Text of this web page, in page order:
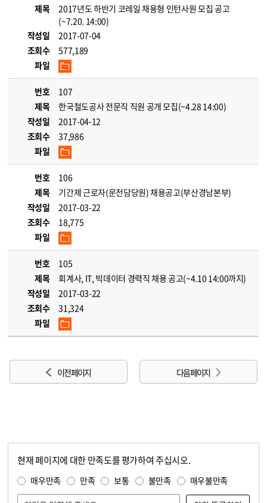
제목
2017년도 하반기 코레일 채용형 인턴사원 모집 공고
(~7.20. 14:00)
작성일
2017-07-04
조회수
577,189
파일
번호
107
제목
한국철도공사 전문직 직원 공개 모집(~4.28 14:00)
작성일
2017-04-12
조회수
37,986
파일
번호
106
제목
기간제 근로자(운전담당원) 채용공고(부산경남본부)
작성일
2017-03-22
조회수
18,775
파일
번호
105
제목
회계사, IT, 빅데이터 경력직 채용 공고(~4.10 14:00까지)
작성일
2017-03-22
조회수
31,324
파일
이전 페이지 다음 페이지
현재 페이지에 대한 만족도를 평가하여 주십시오.
매우만족 만족 보통 불만족 매우불만족